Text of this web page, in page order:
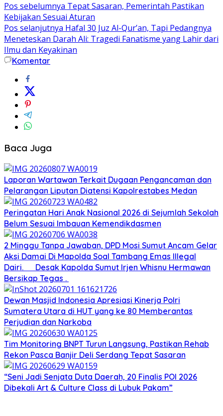
Pos sebelumnya Tepat Sasaran, Pemerintah Pastikan
Kebijakan Sesuai Aturan
Pos selanjutnya Hafal 30 Juz Al-Qur’an, Tapi Pedangnya
Meneteskan Darah Ali: Tragedi Fanatisme yang Lahir dari
Ilmu dan Keyakinan
Komentar
Baca Juga
Laporan Wartawan Terkait Dugaan Pengancaman dan
Pelarangan Liputan Diatensi Kapolrestabes Medan
Peringatan Hari Anak Nasional 2026 di Sejumlah Sekolah
Belum Sesuai Imbauan Kemendikdasmen
2 Minggu Tanpa Jawaban, DPD Mosi Sumut Ancam Gelar
Aksi Damai Di Mapolda Soal Tambang Emas Illegal
Dairi. Desak Kapolda Sumut Irjen Whisnu Hermawan
Bersikap Tegas .
Dewan Masjid Indonesia Apresiasi Kinerja Polri
Sumatera Utara di HUT yang ke 80 Memberantas
Perjudian dan Narkoba
Tim Monitoring BNPT Turun Langsung, Pastikan Rehab
Rekon Pasca Banjir Deli Serdang Tepat Sasaran
“Seni Jadi Senjata Duta Daerah, 20 Finalis POI 2026
Dibekali Art & Culture Class di Lubuk Pakam”